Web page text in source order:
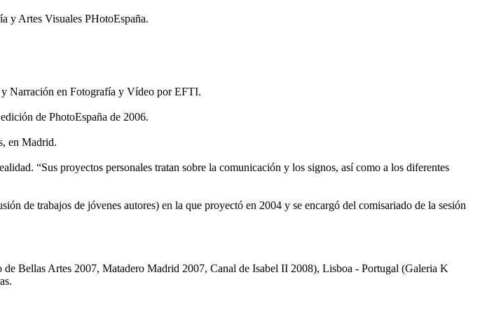
y Artes Visuales PHotoEspaña.
Narración en Fotografía y Vídeo por EFTI.
de PhotoEspaña de 2006.
en Madrid.
“Sus proyectos personales tratan sobre la comunicación y los signos, así como a los diferentes
de trabajos de jóvenes autores) en la que proyectó en 2004 y se encargó del comisariado de la sesión
Bellas Artes 2007, Matadero Madrid 2007, Canal de Isabel II 2008), Lisboa - Portugal (Galeria K